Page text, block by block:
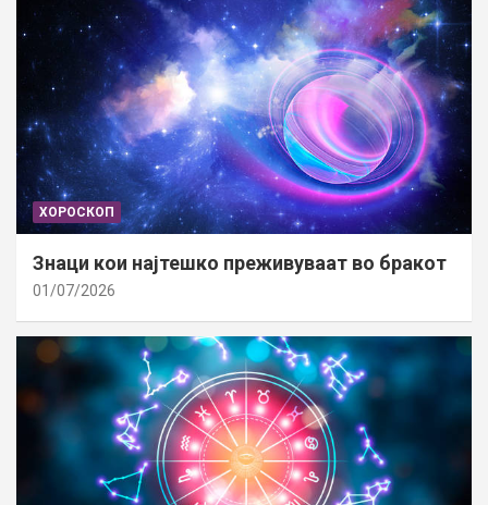
ХОРОСКОП
Знаци кои најтешко преживуваат во бракот
01/07/2026